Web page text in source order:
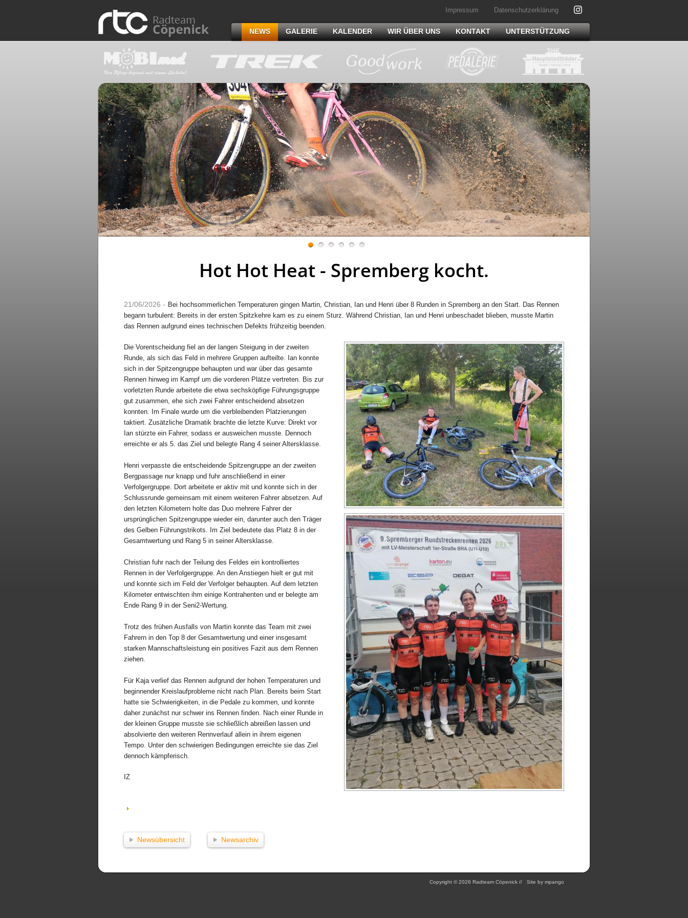
Datenschutzerklärung
Impressum
NEWS GALERIE KALENDER WIR ÜBER UNS KONTAKT UNTERSTÜTZUNG
Hot Hot Heat - Spremberg kocht.
21/06/2026 - Bei hochsommerlichen Temperaturen gingen Martin, Christian, Ian und Henri über 8 Runden in Spremberg an den Start. Das Rennen
begann turbulent: Bereits in der ersten Spitzkehre kam es zu einem Sturz. Während Christian, Ian und Henri unbeschadet blieben, musste Martin
das Rennen aufgrund eines technischen Defekts frühzeitig beenden.
Die Vorentscheidung fiel an der langen Steigung in der zweiten
Runde, als sich das Feld in mehrere Gruppen aufteilte. Ian konnte
sich in der Spitzengruppe behaupten und war über das gesamte
Rennen hinweg im Kampf um die vorderen Plätze vertreten. Bis zur
vorletzten Runde arbeitete die etwa sechsköpfige Führungsgruppe
gut zusammen, ehe sich zwei Fahrer entscheidend absetzen
konnten. Im Finale wurde um die verbleibenden Platzierungen
taktiert. Zusätzliche Dramatik brachte die letzte Kurve: Direkt vor
Ian stürzte ein Fahrer, sodass er ausweichen musste. Dennoch
erreichte er als 5. das Ziel und belegte Rang 4 seiner Altersklasse.
Henri verpasste die entscheidende Spitzengruppe an der zweiten
Bergpassage nur knapp und fuhr anschließend in einer
Verfolgergruppe. Dort arbeitete er aktiv mit und konnte sich in der
Schlussrunde gemeinsam mit einem weiteren Fahrer absetzen. Auf
den letzten Kilometern holte das Duo mehrere Fahrer der
ursprünglichen Spitzengruppe wieder ein, darunter auch den Träger
des Gelben Führungstrikots. Im Ziel bedeutete das Platz 8 in der
Gesamtwertung und Rang 5 in seiner Altersklasse.
Christian fuhr nach der Teilung des Feldes ein kontrolliertes
Rennen in der Verfolgergruppe. An den Anstiegen hielt er gut mit
und konnte sich im Feld der Verfolger behaupten. Auf dem letzten
Kilometer entwischten ihm einige Kontrahenten und er belegte am
Ende Rang 9 in der Seni2-Wertung.
Trotz des frühen Ausfalls von Martin konnte das Team mit zwei
Fahrern in den Top 8 der Gesamtwertung und einer insgesamt
starken Mannschaftsleistung ein positives Fazit aus dem Rennen
ziehen.
Für Kaja verlief das Rennen aufgrund der hohen Temperaturen und
beginnender Kreislaufprobleme nicht nach Plan. Bereits beim Start
hatte sie Schwierigkeiten, in die Pedale zu kommen, und konnte
daher zunächst nur schwer ins Rennen finden. Nach einer Runde in
der kleinen Gruppe musste sie schließlich abreißen lassen und
absolvierte den weiteren Rennverlauf allein in ihrem eigenen
Tempo. Unter den schwierigen Bedingungen erreichte sie das Ziel
dennoch kämpferisch.
IZ
Newsübersicht Newsarchiv
Copyright ©2026 Radteam Cöpenick // Site by mpango